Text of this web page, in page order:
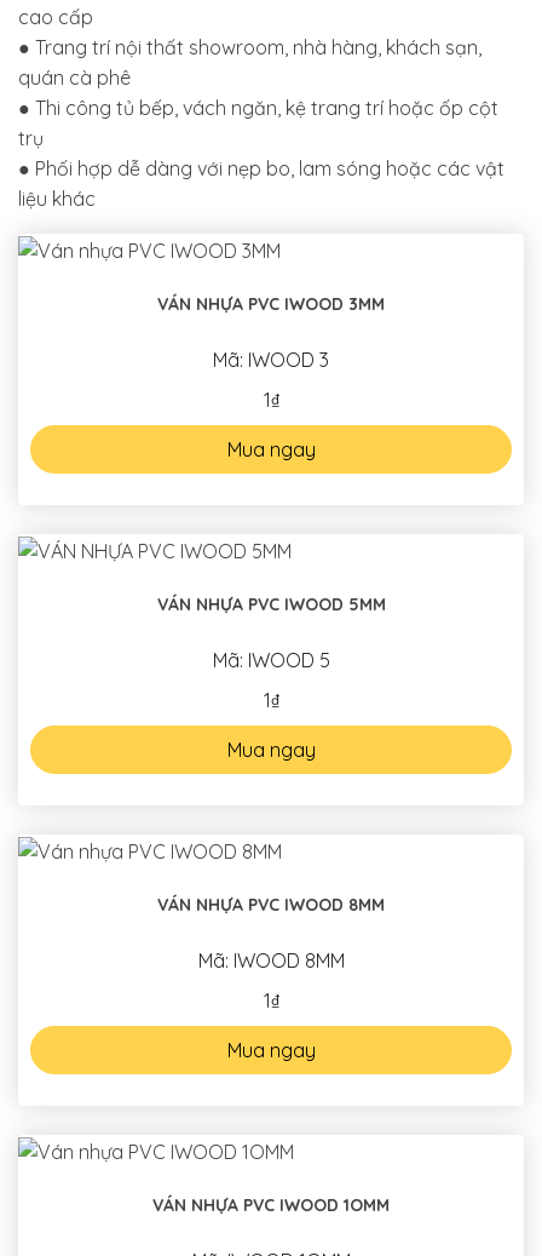
cao cấp
● Trang trí nội thất showroom, nhà hàng, khách sạn,
quán cà phê
● Thi công tủ bếp, vách ngăn, kệ trang trí hoặc ốp cột
trụ
● Phối hợp dễ dàng với nẹp bo, lam sóng hoặc các vật
liệu khác
VÁN NHỰA PVC IWOOD 3MM
Mã: IWOOD 3
1₫
Mua ngay
VÁN NHỰA PVC IWOOD 5MM
Mã: IWOOD 5
1₫
Mua ngay
VÁN NHỰA PVC IWOOD 8MM
Mã: IWOOD 8MM
1₫
Mua ngay
VÁN NHỰA PVC IWOOD 1OMM